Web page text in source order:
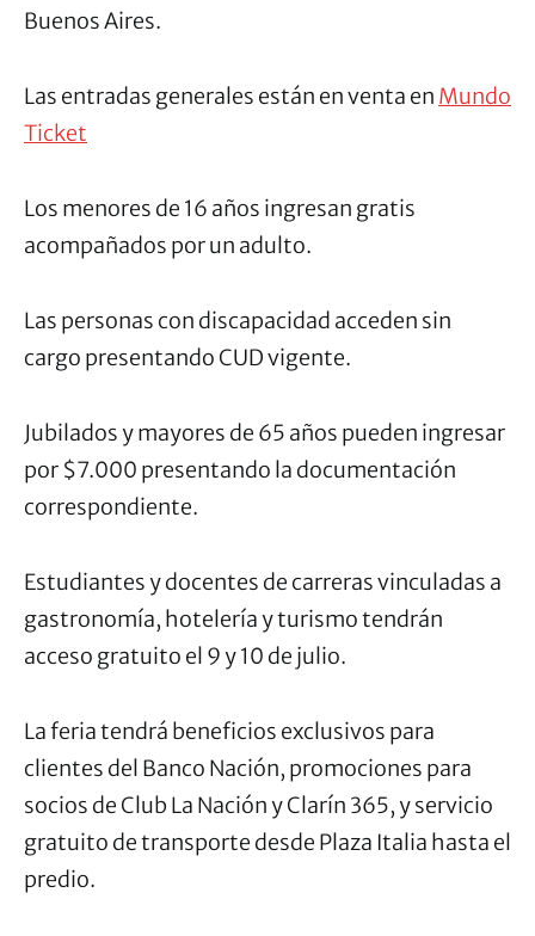
Buenos Aires.
Las entradas generales están en venta en Mundo
Ticket
Los menores de 16 años ingresan gratis
acompañados por un adulto.
Las personas con discapacidad acceden sin
cargo presentando CUD vigente.
Jubilados y mayores de 65 años pueden ingresar
por $7.000 presentando la documentación
correspondiente.
Estudiantes y docentes de carreras vinculadas a
gastronomía, hotelería y turismo tendrán
acceso gratuito el 9 y 10 de julio.
La feria tendrá beneficios exclusivos para
clientes del Banco Nación, promociones para
socios de Club La Nación y Clarín 365, y servicio
gratuito de transporte desde Plaza Italia hasta el
predio.